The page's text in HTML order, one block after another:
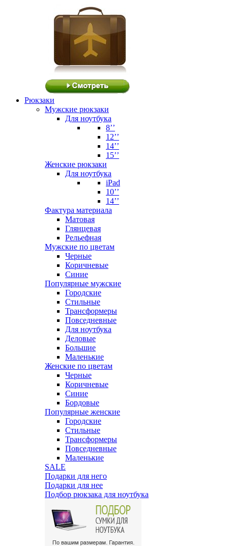
Рюкзаки
Мужские рюкзаки
Для ноутбука
8’’
12’’
14’’
15’’
Женские рюкзаки
Для ноутбука
iPad
10’’
14’’
Фактура материала
Матовая
Глянцевая
Рельефная
Мужские по цветам
Черные
Коричневые
Синие
Популярные мужские
Городские
Стильные
Трансформеры
Повседневные
Для ноутбука
Деловые
Большие
Маленькие
Женские по цветам
Черные
Коричневые
Синие
Бордовые
Популярные женские
Городские
Стильные
Трансформеры
Повседневные
Маленькие
SALE
Подарки для него
Подарки для нее
Подбор рюкзака для ноутбука